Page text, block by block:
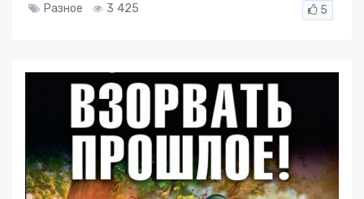
Разное 3 425 5